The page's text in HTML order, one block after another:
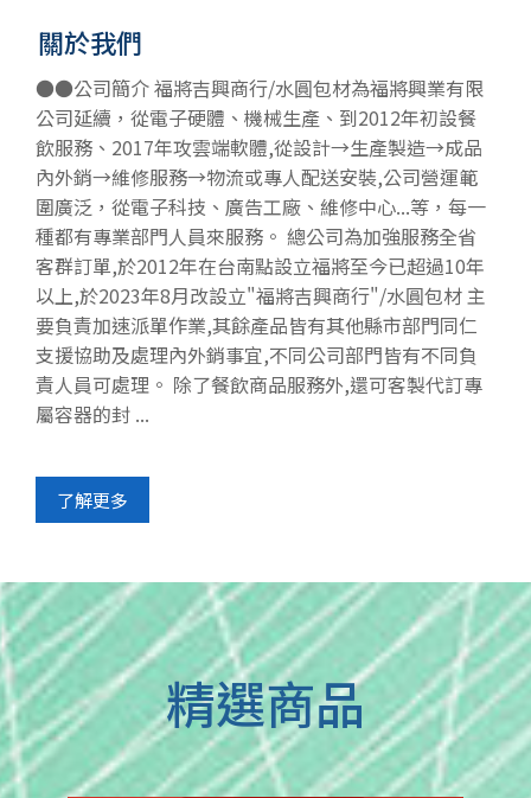
關於我們
●●公司簡介 福將吉興商行/水圓包材為福將興業有限
公司延續，從電子硬體、機械生產、到2012年初設餐
飲服務、2017年攻雲端軟體,從設計→生產製造→成品
內外銷→維修服務→物流或專人配送安裝,公司營運範
圍廣泛，從電子科技、廣告工廠、維修中心...等，每一
種都有專業部門人員來服務。 總公司為加強服務全省
客群訂單,於2012年在台南點設立福將至今已超過10年
以上,於2023年8月改設立"福將吉興商行"/水圓包材 主
要負責加速派單作業,其餘產品皆有其他縣市部門同仁
支援協助及處理內外銷事宜,不同公司部門皆有不同負
責人員可處理。 除了餐飲商品服務外,還可客製代訂專
屬容器的封 ...
了解更多
精選商品